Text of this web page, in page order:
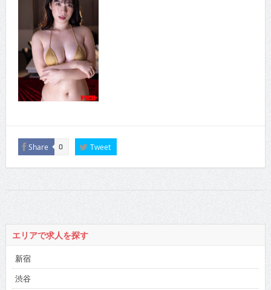
Share 0 Tweet
エリアで求人を探す
新宿
渋谷